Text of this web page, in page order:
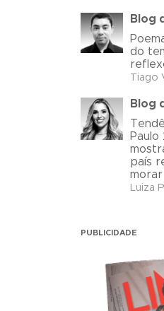
Blog
do
Tiago
Blog
Paulo
país
morar
Luiza
PUBLICIDADE